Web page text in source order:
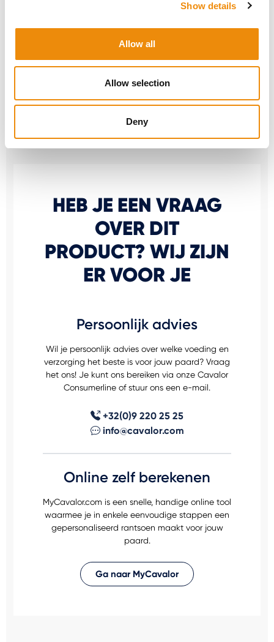
Show details
Allow all
Allow selection
Deny
komen. Wanneer dit toch gebeurt verzuurt de dikke
geëxtrudeerde brokjes het kauwen en zorgen ze ervoor
dat paarden trager eten. De verhoogde kauwactiviteit
een goede algemene gezondheid van het
HEB JE EEN VRAAG
OVER DIT
PRODUCT? WIJ ZIJN
ER VOOR JE
Persoonlijk advies
Wil je persoonlijk advies over welke voeding en
verzorging het beste is voor jouw paard? Vraag
het ons! Je kunt ons bereiken via onze Cavalor
Consumerline of stuur ons een e-mail.
+32(0)9 220 25 25
info@cavalor.com
Online zelf berekenen
MyCavalor.com is een snelle, handige online tool
waarmee je in enkele eenvoudige stappen een
gepersonaliseerd rantsoen maakt voor jouw
paard.
Ga naar MyCavalor